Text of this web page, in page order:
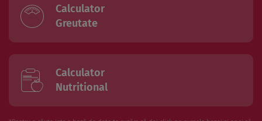
Calculator
Greutate
Calculator
Nutritional